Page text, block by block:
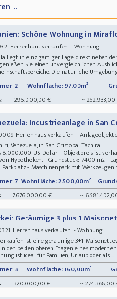
...
Schöne Wohnung in
Herrenhaus verkaufen - Wohnung
liegt in einzigartiger Lage direkt neben
Sie einen unvergleichlichen
Die natürliche
2
Wohnfläche: 97,00m²
295.000,00 € ~ 252.933,00
Industrieanlage in San
Herrenhaus verkaufen - Anlageobjekte
Venezuela, in San Cristobal Tachira
8.000.000 US-Dollar - Objektpreis ist
Hypotheken. - Grundstück: 7400 m2 -
Parkplatz - Maschinenpark mit Werkzeugen
7 Wohnfläche: 2.500,00m²
7.676.000,00 € ~
Geräumige 3 plus 1
Herrenhaus verkaufen - Wohnung
ist eine geräumige 3+1-
den beiden oberen Etagen eines
ist ideal für Familien, Urlaub oder als ...
3
Wohnfläche: 160,00m²
320.000,00 € ~ 274.368,00